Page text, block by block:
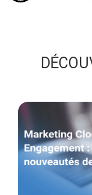
DÉCOUVREZ NOS DERNIERS